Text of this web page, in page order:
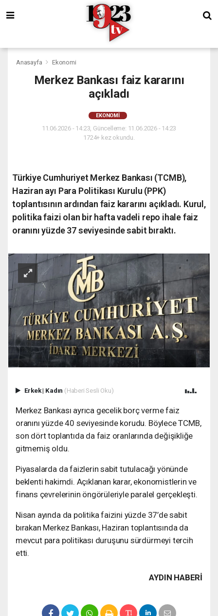
Anasayfa Ekonomi
Merkez Bankası faiz kararını
açıkladı
EKONOMI
11.06.2026 - 14:23, Güncelleme: 11.06.2026 - 14:23
1724+ kez okundu.
Türkiye Cumhuriyet Merkez Bankası (TCMB),
Haziran ayı Para Politikası Kurulu (PPK)
toplantısının ardından faiz kararını açıkladı. Kurul,
politika faizi olan bir hafta vadeli repo ihale faiz
oranını yüzde 37 seviyesinde sabit bıraktı.
Erkek| Kadın (Haberi Sesli Oku)
Merkez Bankası ayrıca gecelik borç verme faiz
oranını yüzde 40 seviyesinde korudu. Böylece TCMB,
son dört toplantıda da faiz oranlarında değişikliğe
gitmemiş oldu.
Piyasalarda da faizlerin sabit tutulacağı yönünde
beklenti hakimdi. Açıklanan karar, ekonomistlerin ve
finans çevrelerinin öngörüleriyle paralel gerçekleşti.
Nisan ayında da politika faizini yüzde 37’de sabit
bırakan Merkez Bankası, Haziran toplantısında da
mevcut para politikası duruşunu sürdürmeyi tercih
etti.
AYDIN HABERİ